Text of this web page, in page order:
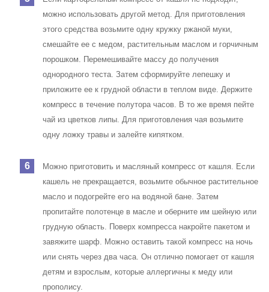
можно использовать другой метод. Для приготовления
этого средства возьмите одну кружку ржаной муки,
смешайте ее с медом, растительным маслом и горчичным
порошком. Перемешивайте массу до получения
однородного теста. Затем сформируйте лепешку и
приложите ее к грудной области в теплом виде. Держите
компресс в течение полутора часов. В то же время пейте
чай из цветков липы. Для приготовления чая возьмите
одну ложку травы и залейте кипятком.
Можно приготовить и масляный компресс от кашля. Если
кашель не прекращается, возьмите обычное растительное
масло и подогрейте его на водяной бане. Затем
пропитайте полотенце в масле и оберните им шейную или
грудную область. Поверх компресса накройте пакетом и
завяжите шарф. Можно оставить такой компресс на ночь
или снять через два часа. Он отлично помогает от кашля
детям и взрослым, которые аллергичны к меду или
прополису.